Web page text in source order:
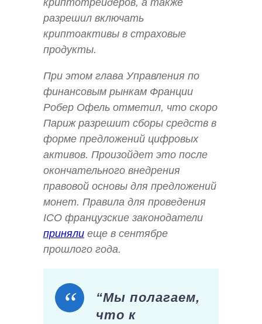
криптотрейдеров, а также
разрешил включать
криптоактивы в страховые
продукты.
При этом глава Управления по
финансовым рынкам Франции
Робер Офель отметил, что скоро
Париж разрешит сборы средств в
форме предложений цифровых
активов. Произойдет это после
окончательного внедрения
правовой основы для предложений
монет. Правила для проведения
ICO французские законодатели
приняли еще в сентябре
прошлого года.
“Мы полагаем,
что к